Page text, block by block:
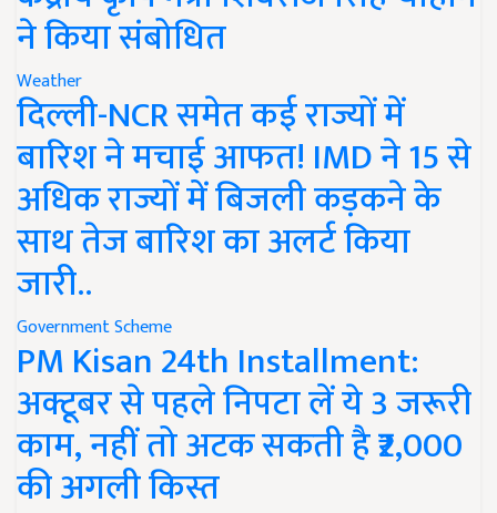
ने किया संबोधित
Weather
दिल्ली-NCR समेत कई राज्यों में
बारिश ने मचाई आफत! IMD ने 15 से
अधिक राज्यों में बिजली कड़कने के
साथ तेज बारिश का अलर्ट किया
जारी..
Government Scheme
PM Kisan 24th Installment:
अक्टूबर से पहले निपटा लें ये 3 जरूरी
काम, नहीं तो अटक सकती है ₹2,000
की अगली किस्त